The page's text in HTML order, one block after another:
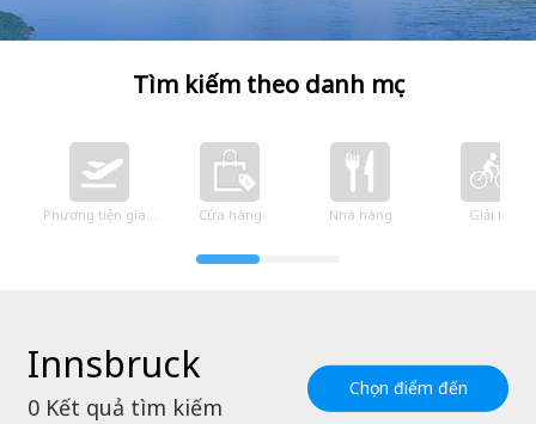
Tìm kiếm theo danh mục
Phương tiện giao thông Cửa hàng Nhà hàng Giải trí
Innsbruck
0 Kết quả tìm kiếm
Chọn điểm đến